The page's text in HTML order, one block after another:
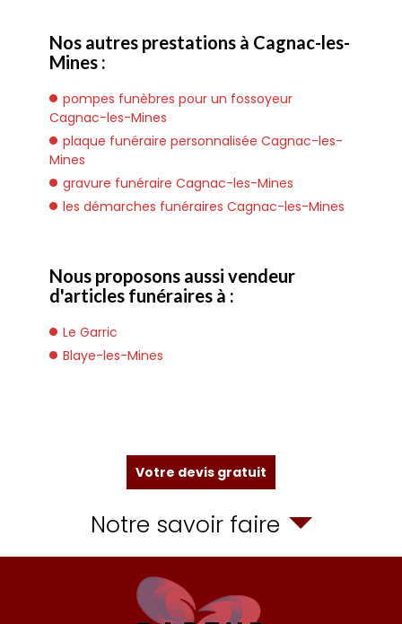
Nos autres prestations à Cagnac-les-
Mines :
pompes funèbres pour un fossoyeur
Cagnac-les-Mines
plaque funéraire personnalisée Cagnac-les-
Mines
gravure funéraire Cagnac-les-Mines
les démarches funéraires Cagnac-les-Mines
Nous proposons aussi vendeur
d'articles funéraires à :
Le Garric
Blaye-les-Mines
Votre devis gratuit
Notre savoir faire